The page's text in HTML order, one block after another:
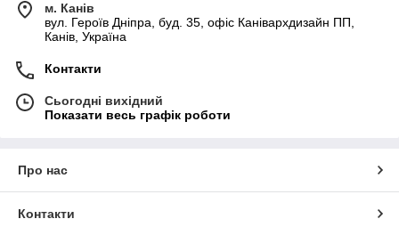
м. Канів
вул. Героїв Дніпра, буд. 35, офіс Канівархдизайн ПП,
Канів, Україна
Контакти
Сьогодні вихідний
Показати весь графік роботи
Про нас
Контакти